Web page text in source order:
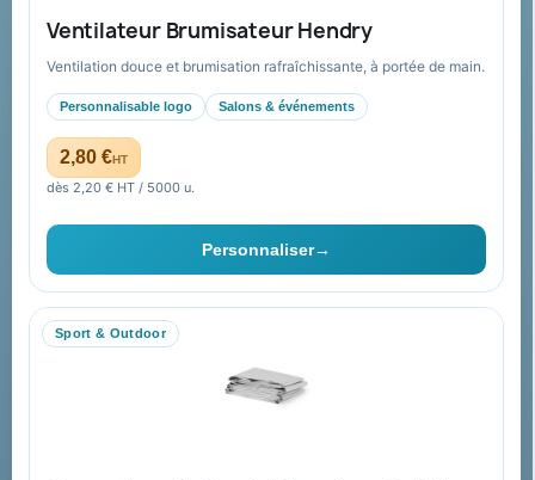
Ventilateur Brumisateur Hendry
Ventilation douce et brumisation rafraîchissante, à portée de main.
Personnalisable logo Salons & événements
2,80 €HT
dès 2,20 € HT / 5000 u.
Personnaliser→
Sport & Outdoor
Nouveautés
Catalogue goodies
Cadeaux de fin d’année
À propos
Nos expertises &
accompagnement global
Ils nous ont fait confiance
Livraison
Nous contacter